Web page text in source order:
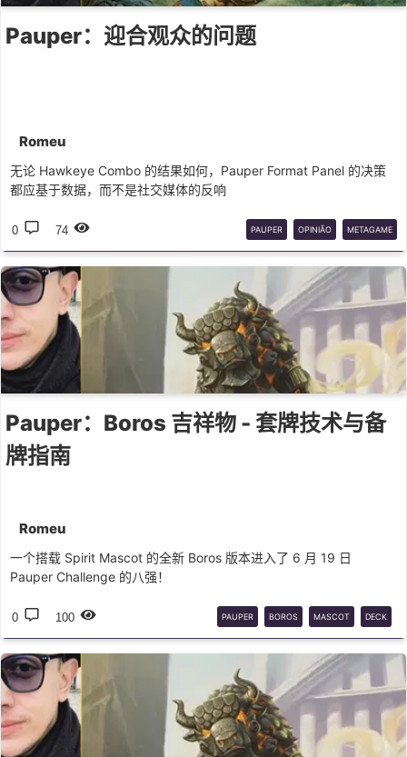
Pauper：迎合观众的问题
Romeu
无论 Hawkeye Combo 的结果如何，Pauper Format Panel 的决策
都应基于数据，而不是社交媒体的反响
0 74 PAUPER OPINIÃO METAGAME
Pauper：Boros 吉祥物 - 套牌技术与备
牌指南
Romeu
一个搭载 Spirit Mascot 的全新 Boros 版本进入了 6 月 19 日
Pauper Challenge 的八强！
0 100 PAUPER BOROS MASCOT DECK
GUIDE